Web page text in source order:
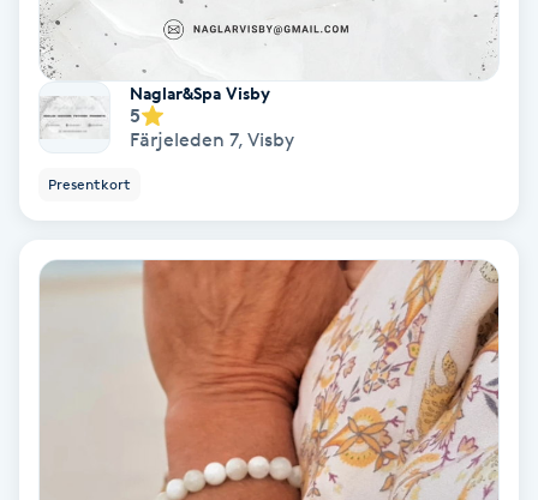
Gelenaglar
Gellack
Gua Sha-massage
Naglar&Spa Visby
5
Färjeleden 7, Visby
Presentkort